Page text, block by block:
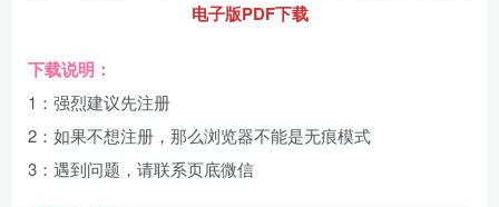
电子版PDF下载
下载说明：
1：强烈建议先注册
2：如果不想注册，那么浏览器不能是无痕模式
3：遇到问题，请联系页底微信